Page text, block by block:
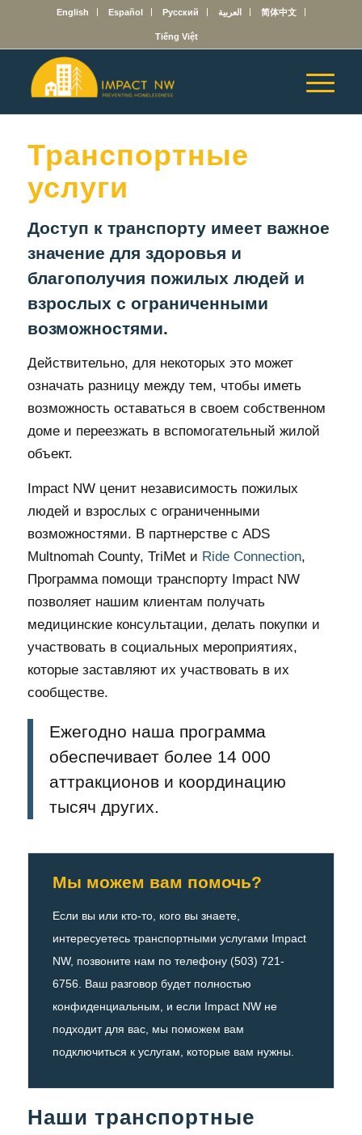
English Español Русский العربية 简体中文
Tiếng Việt
Транспортные
услуги
Доступ к транспорту имеет важное
значение для здоровья и
благополучия пожилых людей и
взрослых с ограниченными
возможностями.
Действительно, для некоторых это может
означать разницу между тем, чтобы иметь
возможность оставаться в своем собственном
доме и переезжать в вспомогательный жилой
объект.
Impact NW ценит независимость пожилых
людей и взрослых с ограниченными
возможностями. В партнерстве с ADS
Multnomah County, TriMet и Ride Connection,
Программа помощи транспорту Impact NW
позволяет нашим клиентам получать
медицинские консультации, делать покупки и
участвовать в социальных мероприятиях,
которые заставляют их участвовать в их
сообществе.
Ежегодно наша программа
обеспечивает более 14 000
аттракционов и координацию
тысяч других.
Мы можем вам помочь?
Если вы или кто-то, кого вы знаете,
интересуетесь транспортными услугами Impact
NW, позвоните нам по телефону (503) 721-
6756. Ваш разговор будет полностью
конфиденциальным, и если Impact NW не
подходит для вас, мы поможем вам
подключиться к услугам, которые вам нужны.
Наши транспортные